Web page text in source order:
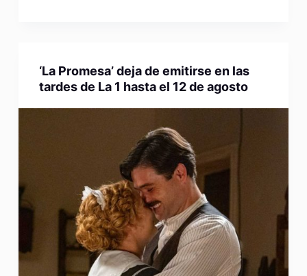
‘La Promesa’ deja de emitirse en las
tardes de La 1 hasta el 12 de agosto